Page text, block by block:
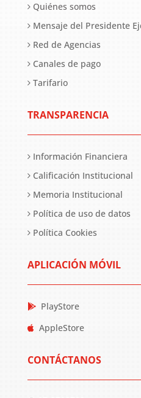
Quiénes somos
Mensaje del Presidente
Red de Agencias
Canales de pago
Tarifario
TRANSPARENCIA
Información Financiera
Calificación Institucional
Memoria Institucional
Política de uso de datos
Política Cookies
APLICACIÓN MÓVIL
PlayStore
AppleStore
CONTÁCTANOS